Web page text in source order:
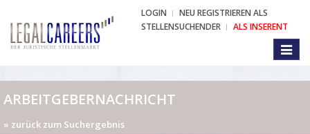
LOGIN
NEU REGISTRIEREN ALS
STELLENSUCHENDER
ALS INSERENT
ARBEITGEBERNACHRICHT
» zurück zum Suchergebnis